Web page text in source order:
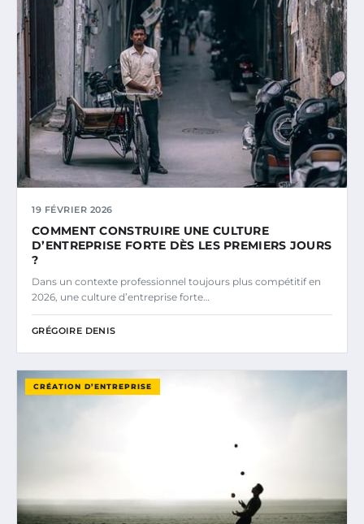
19 FÉVRIER 2026
COMMENT CONSTRUIRE UNE CULTURE
D’ENTREPRISE FORTE DÈS LES PREMIERS JOURS
?
Dans un contexte professionnel toujours plus compétitif en
2026, une culture d’entreprise forte…
GRÉGOIRE DENIS
CRÉATION D’ENTREPRISE